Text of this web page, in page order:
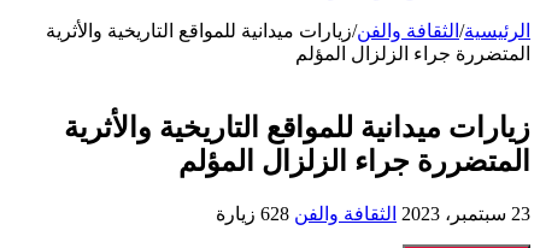
الرئيسية/ الثقافة والفن/زيارات ميدانية للمواقع التاريخية والأثرية
المتضررة جراء الزلزال المؤلم
زيارات ميدانية للمواقع التاريخية والأثرية
المتضررة جراء الزلزال المؤلم
23 سبتمبر، 2023 الثقافة والفن 628 زيارة